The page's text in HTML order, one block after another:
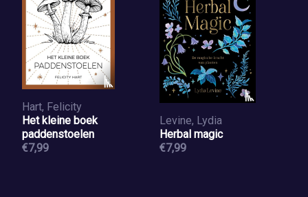
Hart, Felicity
Het kleine boek
paddenstoelen
€7,99
Levine, Lydia
Herbal magic
€7,99